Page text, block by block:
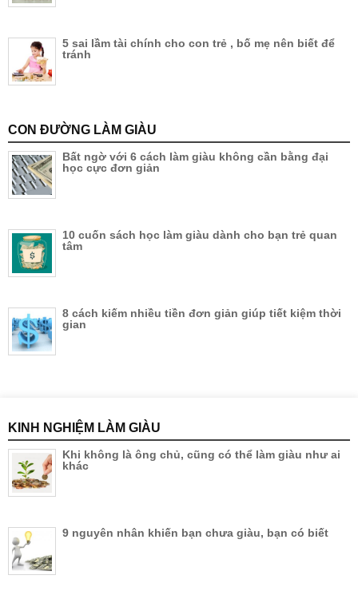
5 sai lầm tài chính cho con trẻ , bố mẹ nên biết để
tránh
CON ĐƯỜNG LÀM GIÀU
Bất ngờ với 6 cách làm giàu không cần bằng đại
học cực đơn giản
10 cuốn sách học làm giàu dành cho bạn trẻ quan
tâm
8 cách kiếm nhiều tiền đơn giản giúp tiết kiệm thời
gian
KINH NGHIỆM LÀM GIÀU
Khi không là ông chủ, cũng có thể làm giàu như ai
khác
9 nguyên nhân khiến bạn chưa giàu, bạn có biết